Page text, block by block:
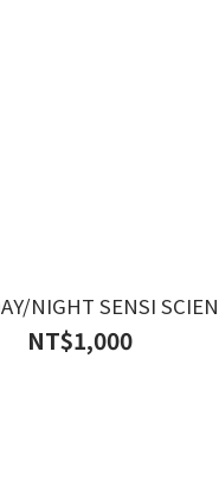
NIGHT SENSI
NT$1,000